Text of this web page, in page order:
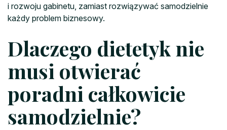
i rozwoju gabinetu, zamiast rozwiązywać samodzielnie
każdy problem biznesowy.
Dlaczego dietetyk nie
musi otwierać
poradni całkowicie
samodzielnie?